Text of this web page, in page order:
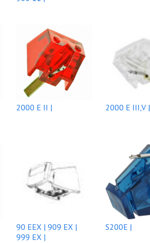
2000 E II | 2000 E III,V |
90 EEX | 909 EX |
999 EX |
S200E |